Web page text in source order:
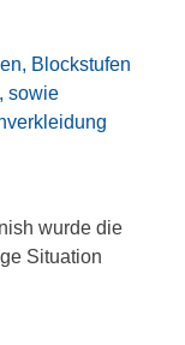
Blockstufen
sowie
wurde die
Situation